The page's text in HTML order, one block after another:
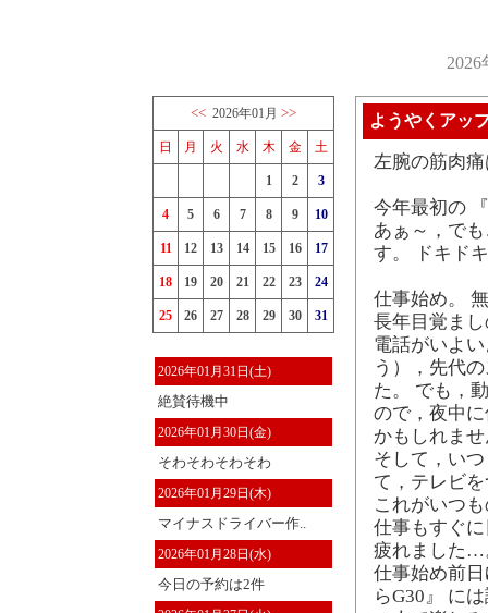
<< 2026年01月 >>
日 月 火 水 木 金 土
1 2 3
4 5 6 7 8 9 10
11 12 13 14 15 16 17
18 19 20 21 22 23 24
25 26 27 28 29 30 31
2026年01月31日(土)
絶賛待機中
2026年01月30日(金)
そわそわそわそわ
2026年01月29日(木)
マイナスドライバー作..
2026年01月28日(水)
今日の予約は2件
ようやくアッ
左腕の筋肉
今年最初の
あぁ～，で
す。 ドキド
仕事始め。
長年目覚ま
電話がいよ
う），先代
た。 でも，
ので，夜中
かもしれま
そして，い
て，テレビ
これがいつ
仕事もすぐ
疲れました…
仕事始め前
らG30』 に